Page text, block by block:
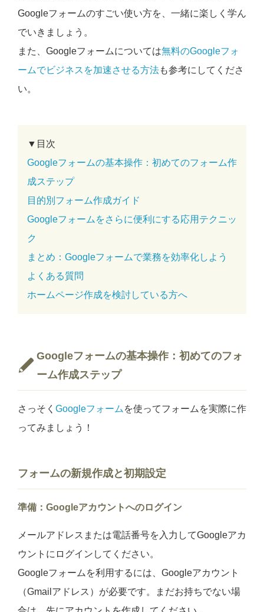
Googleフォームのすごい使い方を、一緒に楽しく学ん
でいきましょう。
また、Googleフォームについては無料のGoogleフォ
ームでビジネスを加速させる方法も参考にしてくださ
い。
▼目次
Googleフォームの基本操作：初めてのフォーム作
成ステップ
目的別フォーム作成ガイド
Googleフォームをさらに便利にする応用テクニッ
ク
まとめ：Googleフォームで業務を効率化しよう
よくある質問
ホームページ作成を検討している方へ
Googleフォームの基本操作：初めてのフォ
ーム作成ステップ
さっそく Googleフォーム を使ってフォームを実際に作
ってみましょう！
フォームの新規作成と初期設定
準備：Googleアカウントへのログイン
メールアドレスまたは電話番号を入力してGoogleアカ
ウントにログインしてください。
Googleフォームを利用するには、Googleアカウント
（Gmailアドレス）が必要です。まだお持ちでない場